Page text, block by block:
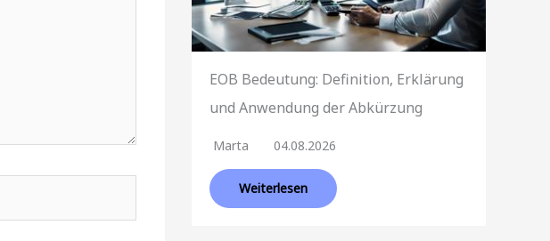
EOB Bedeutung: Definition, Erklärung
und Anwendung der Abkürzung
Marta 04.08.2026
Weiterlesen